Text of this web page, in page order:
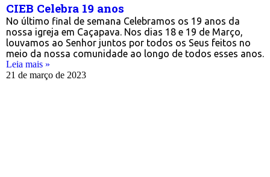
CIEB Celebra 19 anos
No último final de semana Celebramos os 19 anos da
nossa igreja em Caçapava. Nos dias 18 e 19 de Março,
louvamos ao Senhor juntos por todos os Seus feitos no
meio da nossa comunidade ao longo de todos esses anos.
Leia mais »
21 de março de 2023